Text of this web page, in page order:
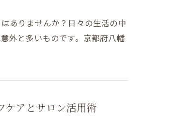
ありませんか？日々の生活の中
外と多いものです。京都府八幡
ケアとサロン活用術